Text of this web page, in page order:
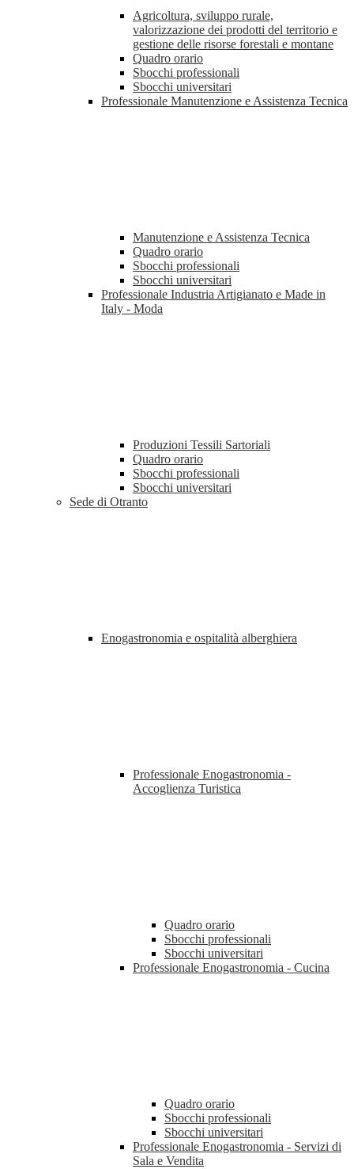
Agricoltura, sviluppo rurale,
valorizzazione dei prodotti del territorio e
gestione delle risorse forestali e montane
Quadro orario
Sbocchi professionali
Sbocchi universitari
Professionale Manutenzione e Assistenza Tecnica
Manutenzione e Assistenza Tecnica
Quadro orario
Sbocchi professionali
Sbocchi universitari
Professionale Industria Artigianato e Made in
Italy - Moda
Produzioni Tessili Sartoriali
Quadro orario
Sbocchi professionali
Sbocchi universitari
Sede di Otranto
Enogastronomia e ospitalità alberghiera
Professionale Enogastronomia -
Accoglienza Turistica
Quadro orario
Sbocchi professionali
Sbocchi universitari
Professionale Enogastronomia - Cucina
Quadro orario
Sbocchi professionali
Sbocchi universitari
Professionale Enogastronomia - Servizi di
Sala e Vendita